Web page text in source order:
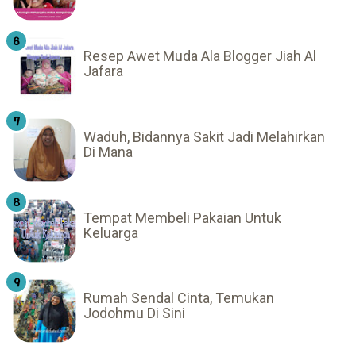
Resep Awet Muda Ala Blogger Jiah Al
Jafara
Waduh, Bidannya Sakit Jadi Melahirkan
Di Mana
Tempat Membeli Pakaian Untuk
Keluarga
Rumah Sendal Cinta, Temukan
Jodohmu Di Sini